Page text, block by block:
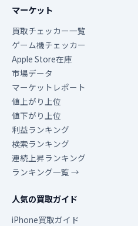
マーケット
買取チェッカー一覧
ゲーム機チェッカー
Apple Store在庫
市場データ
マーケットレポート
値上がり上位
値下がり上位
利益ランキング
検索ランキング
連続上昇ランキング
ランキング一覧 →
人気の買取ガイド
iPhone買取ガイド